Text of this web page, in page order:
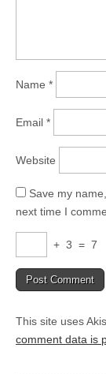
Name *
Email *
Website
Save my
next time I
+ 3 = 7
This site uses
comment data is